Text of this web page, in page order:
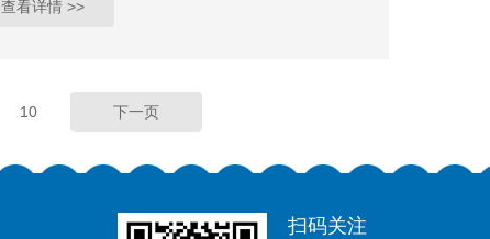
查看详情 >>
10 下一页
扫码关注